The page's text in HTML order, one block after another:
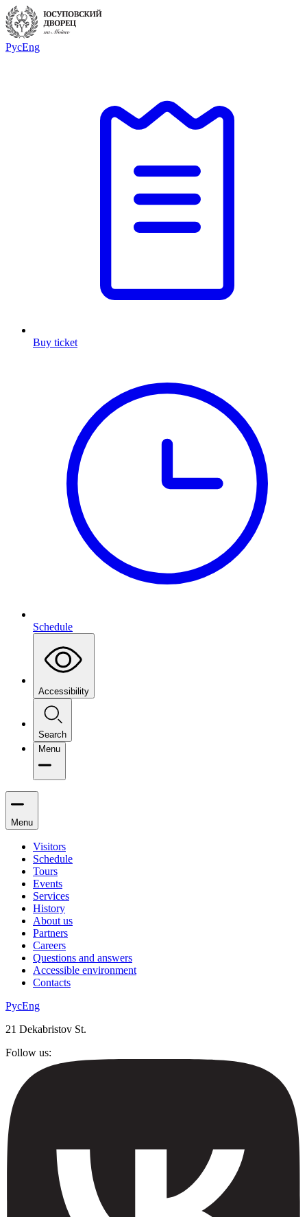
РусEng
Buy ticket
Schedule
Accessibility
Search
Menu
Menu
Visitors
Schedule
Tours
Events
Services
History
About us
Partners
Careers
Questions and answers
Accessible environment
Contacts
РусEng
21 Dekabristov St.
Follow us: